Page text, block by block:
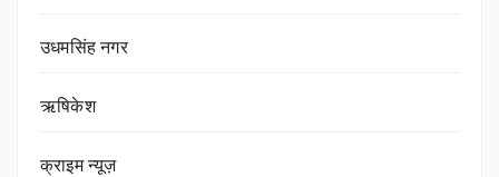
उधमसिंह नगर
ऋषिकेश
क्राइम न्यूज़